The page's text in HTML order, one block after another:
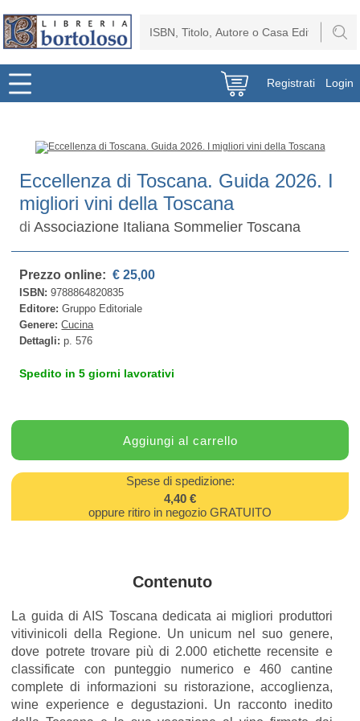
Registrati Login
Eccellenza di Toscana. Guida 2026. I
migliori vini della Toscana
diAssociazione Italiana Sommelier Toscana
Prezzo online: € 25,00
ISBN:9788864820835
Editore:Gruppo Editoriale
Genere:Cucina
Dettagli:p. 576
Spedito in 5 giorni lavorativi
Spese di spedizione:
4,40 €
oppure ritiro in negozio GRATUITO
Contenuto
La guida di AIS Toscana dedicata ai migliori produttori
vitivinicoli della Regione. Un unicum nel suo genere,
dove potrete trovare più di 2.000 etichette recensite e
classificate con punteggio numerico e 460 cantine
complete di informazioni su ristorazione, accoglienza,
wine experience e degustazioni. Un racconto inedito